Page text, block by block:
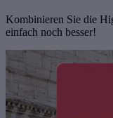
Kombinieren Sie die
einfach noch besser!